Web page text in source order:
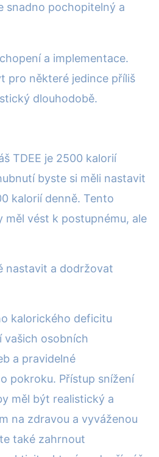
snadno pochopitelný a
a implementace.
pro některé jedince příliš
dlouhodobě.
TDEE je 2500 kalorií
byste si měli nastavit
kalorií denně. Tento
měl vést k postupnému, ale
nastavit a dodržovat
kalorického deficitu
vašich osobních
a pravidelné
pokroku. Přístup snížení
měl být realistický a
na zdravou a vyváženou
také zahrnout